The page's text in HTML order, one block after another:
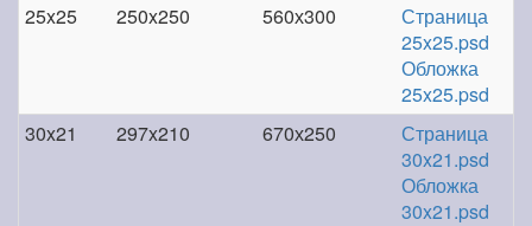
25x25
250x250 560х300
Страница
25x25.psd
Обложка
25x25.psd
30x21
297x210 670х250
Страница
30x21.psd
Обложка
30x21.psd